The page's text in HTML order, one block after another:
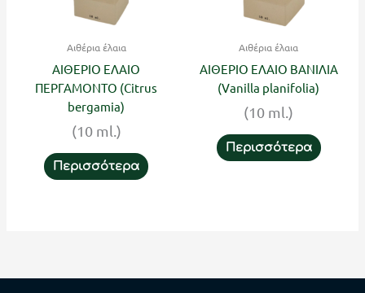
Αιθέρια έλαια
ΑΙΘΕΡΙΟ ΕΛΑΙΟ
ΠΕΡΓΑΜΟΝΤΟ (Citrus
bergamia)
(10 ml.)
Περισσότερα
Αιθέρια έλαια
ΑΙΘΕΡΙΟ ΕΛΑΙΟ ΒΑΝΙΛΙΑ
(Vanilla planifolia)
(10 ml.)
Περισσότερα